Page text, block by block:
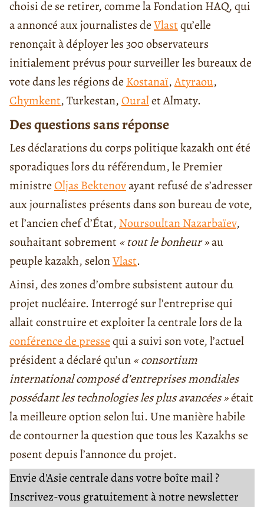
choisi de se retirer, comme la Fondation HAQ, qui
a annoncé aux journalistes deVlastqu’elle
renonçait à déployer les 300 observateurs
initialement prévus pour surveiller les bureaux de
vote dans les régions de Kostanaï,Atyraou,
Chymkent, Turkestan,Ouralet Almaty.
Des questions sans réponse
Les déclarations du corps politique kazakh ont été
sporadiques lors du référendum, le Premier
ministreOljas Bektenovayant refusé de s’adresser
aux journalistes présents dans son bureau de vote,
et l’ancien chef d’État, Noursoultan Nazarbaïev,
souhaitant sobrement« tout le bonheur »au
peuple kazakh, selonVlast.
Ainsi, des zones d’ombre subsistent autour du
projet nucléaire. Interrogé sur l’entreprise qui
allait construire et exploiter la centrale lors de la
conférence de pressequi a suivi son vote, l’actuel
président a déclaré qu’un« consortium
international composé d’entreprises mondiales
possédant les technologies les plus avancées »était
la meilleure option selon lui. Une manière habile
de contourner la question que tous les Kazakhs se
posent depuis l’annonce du projet.
Envie d'Asie centrale dans votre boîte mail ?
Inscrivez-vous gratuitement à notre newsletter